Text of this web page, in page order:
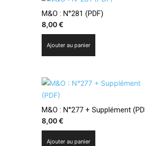
M&O : N°281 (PDF)
8,00€
Ajouter au panier
M&O : N°277 + Supplément
8,00€
Ajouter au panier